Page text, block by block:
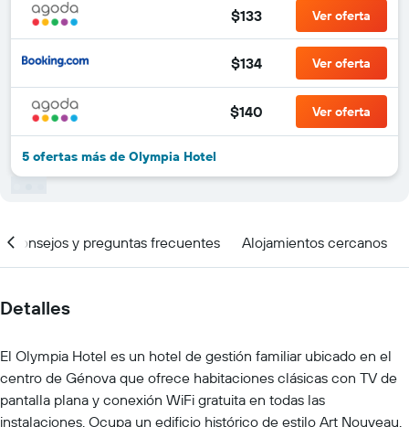
$133 Ver oferta
$134 Ver oferta
$140 Ver oferta
5 ofertas más de Olympia Hotel
Consejos y preguntas frecuentes Alojamientos cercanos
Detalles
El Olympia Hotel es un hotel de gestión familiar ubicado en el
centro de Génova que ofrece habitaciones clásicas con TV de
pantalla plana y conexión WiFi gratuita en todas las
instalaciones. Ocupa un edificio histórico de estilo Art Nouveau.